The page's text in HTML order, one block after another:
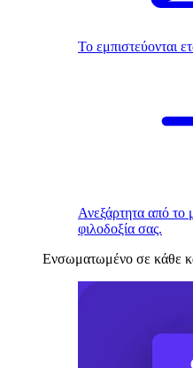
Το εμπιστεύονται
Ανεξάρτητα από το
φιλοδοξία σας.
Ενσωματωμένο σε κάθε